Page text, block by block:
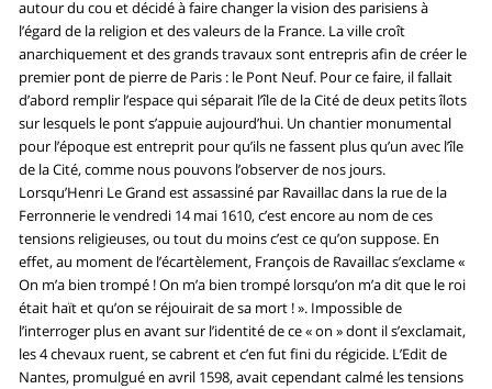
autour du cou et décidé à faire changer la vision des parisiens à
l’égard de la religion et des valeurs de la France. La ville croît
anarchiquement et des grands travaux sont entrepris afin de créer le
premier pont de pierre de Paris : le Pont Neuf. Pour ce faire, il fallait
d’abord remplir l’espace qui séparait l’île de la Cité de deux petits îlots
sur lesquels le pont s’appuie aujourd’hui. Un chantier monumental
pour l’époque est entreprit pour qu’ils ne fassent plus qu’un avec l’île
de la Cité, comme nous pouvons l’observer de nos jours.
Lorsqu’Henri Le Grand est assassiné par Ravaillac dans la rue de la
Ferronnerie le vendredi 14 mai 1610, c’est encore au nom de ces
tensions religieuses, ou tout du moins c’est ce qu’on suppose. En
effet, au moment de l’écartèlement, François de Ravaillac s’exclame «
On m’a bien trompé ! On m’a bien trompé lorsqu’on m’a dit que le roi
était haït et qu’on se réjouirait de sa mort ! ». Impossible de
l’interroger plus en avant sur l’identité de ce « on » dont il s’exclamait,
les 4 chevaux ruent, se cabrent et c’en fut fini du régicide. L’Edit de
Nantes, promulgué en avril 1598, avait cependant calmé les tensions